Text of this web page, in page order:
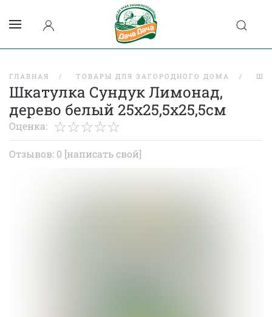
ГЛАВНАЯ ТОВАРЫ ДЛЯ ЗАГОРОДНОГО ДОМА
Шкатулка Сундук Лимонад,
дерево белый 25х25,5х25,5см
Оценка:
Отзывов: 0 [написать свой]